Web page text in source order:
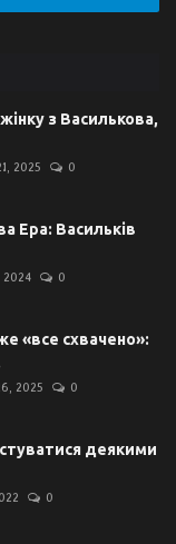
з Василькова,
2025 0
Ера: Васильків
2024 0
«все схвачено»:
2025 0
деякими
0